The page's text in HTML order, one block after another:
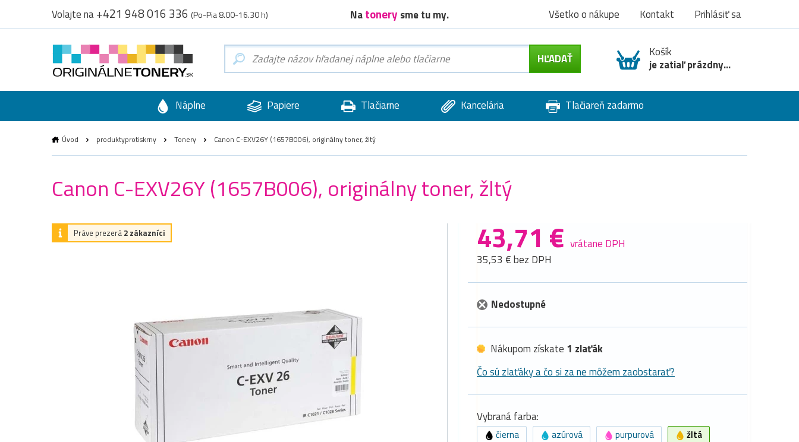
Volajte na+421 948 016 336 (Po-Pia 8.00-16.30 h) Natonery sme tu my. Všetko o nákupe Kontakt Prihlásiť sa
Košík
je zatiaľ prázdny...
Náplne Papiere Tlačiarne Kancelária Tlačiareň zadarmo
Úvod produktyprotiskrny Tonery Canon C-EXV26Y (1657B006), originálny toner, žltý
Canon C-EXV26Y (1657B006), originálny toner, žltý
Práve prezerá 2 zákazníci 43,71 € vrátane DPH
35,53 € bez DPH
Nedostupné
Nákupom získate 1 zlaťák
Čo sú zlaťáky a čo si za ne môžem zaobstarať?
Vybraná farba:
čierna azúrová purpurová žltá